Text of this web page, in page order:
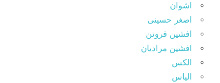
اشوان
اصغر حسینی
افشین فروتن
افشین مرادیان
الکس
الیاس